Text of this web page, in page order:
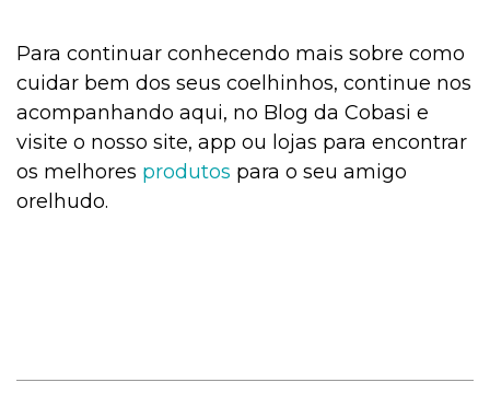
Para continuar conhecendo mais sobre como
cuidar bem dos seus coelhinhos, continue nos
acompanhando aqui, no Blog da Cobasi e
visite o nosso site, app ou lojas para encontrar
os melhores produtos para o seu amigo
orelhudo.